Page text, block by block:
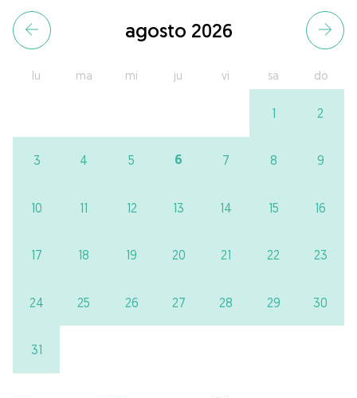
agosto 2026
lu ma mi ju vi sa do
1 2
3 4 5 6 7 8 9
10 11 12 13 14 15 16
17 18 19 20 21 22 23
24 25 26 27 28 29 30
31